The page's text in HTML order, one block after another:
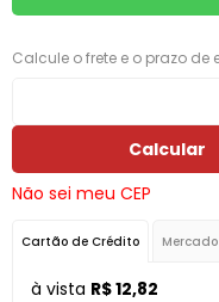
Calcule o frete e o prazo de
Calcular
Não sei meu CEP
Cartão de Crédito
à vista R$ 12,82